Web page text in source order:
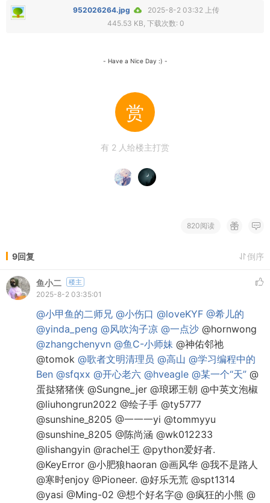
952026264.jpg
2025-8-2 03:32 上传
445.53 KB, 下载次数: 0
- Have a Nice Day :) -
赏
有 2 人给楼主打赏
820阅读
9回复 倒序
鱼小二 楼主
2025-8-2 03:35:01
@小甲鱼的二师兄 @小伤口 @loveKYF @希儿的
@yinda_peng @风吹沟子凉 @一点沙 @hornwong
@zhangchenyvn @鱼C-小师妹 @神佑邻祂
@tomok @歌者文明清理员 @高山 @学习编程中的
Ben @sfqxx @开心老六 @hveagle @某一个“天” @
蛋挞猪猪侠 @Sungne_jer @琅琊王朝 @中英文泡椒
@liuhongrun2022 @绘子手 @ty5777
@sunshine_8205 @一一一yi @tommyyu
@sunshine_8205 @陈尚涵 @wk012233
@lishangyin @rachel王 @python爱好者.
@KeyError @小肥狼haoran @画风华 @我不是路人
@寒时enjoy @Pioneer. @好乐无荒 @spt1314
@yasi @Ming-02 @想个好名字@ @疯狂的小熊 @